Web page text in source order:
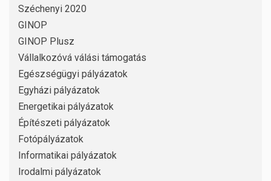
Széchenyi 2020
GINOP
GINOP Plusz
Vállalkozóvá válási támogatás
Egészségügyi pályázatok
Egyházi pályázatok
Energetikai pályázatok
Építészeti pályázatok
Fotópályázatok
Informatikai pályázatok
Irodalmi pályázatok